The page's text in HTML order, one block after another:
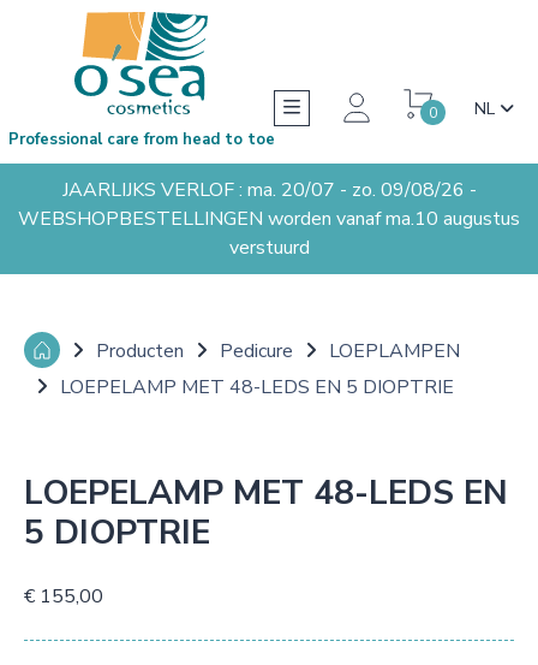
0 NL
Professional care from head to toe
JAARLIJKS VERLOF : ma. 20/07 - zo. 09/08/26 -
WEBSHOPBESTELLINGEN worden vanaf ma.10 augustus
verstuurd
Producten Pedicure
LOEPLAMPEN
LOEPELAMP MET 48-LEDS EN 5 DIOPTRIE
LOEPELAMP MET 48-LEDS EN
5 DIOPTRIE
€ 155,00